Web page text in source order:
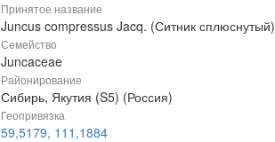
Принятое название
Juncus compressus Jacq. (Ситник сплюснутый)
Семейство
Juncaceae
Районирование
Сибирь, Якутия (S5) (Россия)
Геопривязка
59,5179, 111,1884